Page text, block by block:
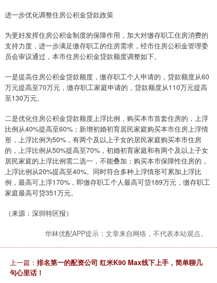
进一步优化调整住房公积金贷款政策
为更好发挥住房公积金制度的保障作用，加大对缴存职工住房消费的
支持力度，进一步满足缴存职工的住房需求，经市住房公积金管理委
员会审议通过，本市住房公积金贷款额度调整如下。
一是提高住房公积金贷款额度，缴存职工个人申请的，贷款额度从60
万元提高至70万元，缴存职工家庭申请的，贷款额度从110万元提高
至130万元。
二是优化住房公积金贷款额度上浮比例，购买本市首套住房的，上浮
比例从40%提高至60%；新增初婚初育居民家庭购买本市住房上浮情
形，上浮比例为50%，有两个及以上子女的居民家庭购买本市住房
的，上浮比例从50%提高至70%，初婚初育家庭和有两个及以上子女
居民家庭的上浮比例需二选一，不能叠加；购买本市保障性住房的，
上浮比例从20%提高至40%。同时符合多种上浮情形可累加上浮比
例，最高可上浮170%，即缴存职工个人最高可贷189万元，缴存职工
家庭最高可贷351万元。
（来源：深圳特区报）
华林优配APP提示：文章来自网络，不代表本站观点。
上一篇： 排名第一的配资公司 红米K90 Max线下上手，简单聊几
句心里话！